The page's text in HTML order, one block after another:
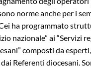
norme anche per i
ha programmato
nazionale” ai “Servizi
composti da
Referenti diocesani.